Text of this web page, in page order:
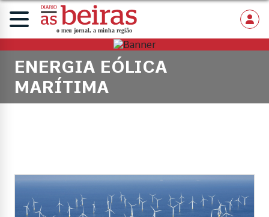
ENERGIA EÓLICA
MARÍTIMA